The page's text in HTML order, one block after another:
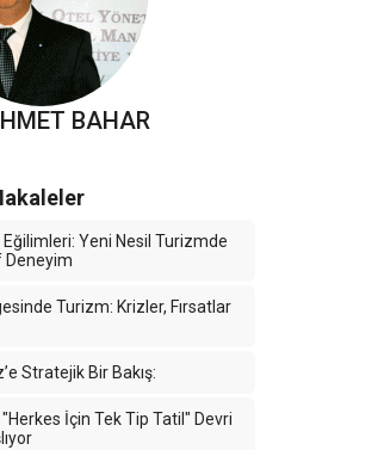
BAHAR
Yeni Nesil Turizmde
Deneyim
Turizm: Krizler, Fırsatlar
Stratejik Bir Bakış:
İçin Tek Tip Tatil" Devri